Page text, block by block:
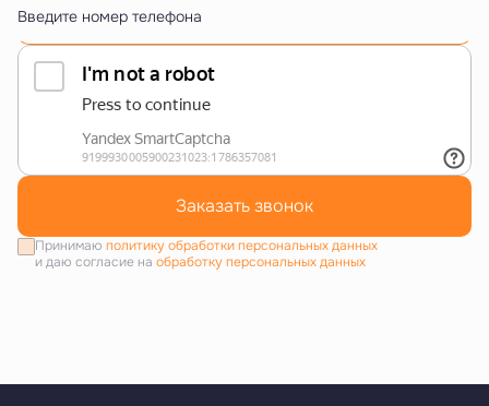
Введите номер телефона
Заказать звонок
Принимаю политику обработки персональных данных
и даю согласие на обработку персональных данных